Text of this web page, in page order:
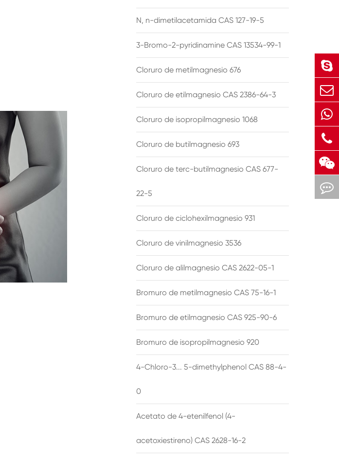
N, n-dimetilacetamida CAS 127-19-5
3-Bromo-2-pyridinamine CAS 13534-99-1
Cloruro de metilmagnesio 676
Cloruro de etilmagnesio CAS 2386-64-3
Cloruro de isopropilmagnesio 1068
Cloruro de butilmagnesio 693
Cloruro de terc-butilmagnesio CAS 677-
22-5
Cloruro de ciclohexilmagnesio 931
Cloruro de vinilmagnesio 3536
Cloruro de alilmagnesio CAS 2622-05-1
Bromuro de metilmagnesio CAS 75-16-1
Bromuro de etilmagnesio CAS 925-90-6
Bromuro de isopropilmagnesio 920
4-Chloro-3... 5-dimethylphenol CAS 88-4-
0
Acetato de 4-etenilfenol (4-
acetoxiestireno) CAS 2628-16-2